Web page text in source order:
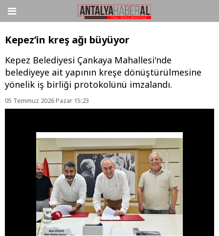
Kepez’in kreş ağı büyüyor
Kepez Belediyesi Çankaya Mahallesi'nde
belediyeye ait yapının kreşe dönüştürülmesine
yönelik iş birliği protokolünü imzalandı.
05 Temmuz 2026 Pazar 15:23